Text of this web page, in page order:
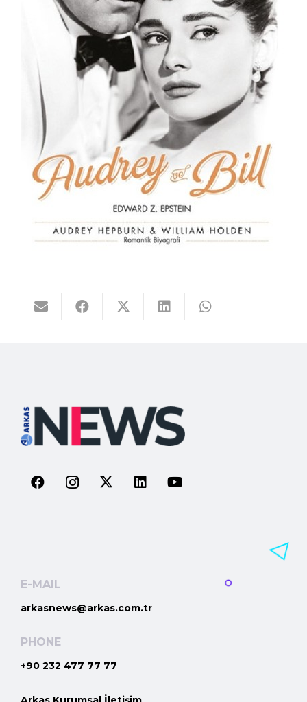
E-MAIL
arkasnews@arkas.com.tr
PHONE
+90 232 477 77 77